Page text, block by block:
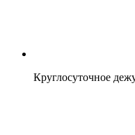
Круглосуточное